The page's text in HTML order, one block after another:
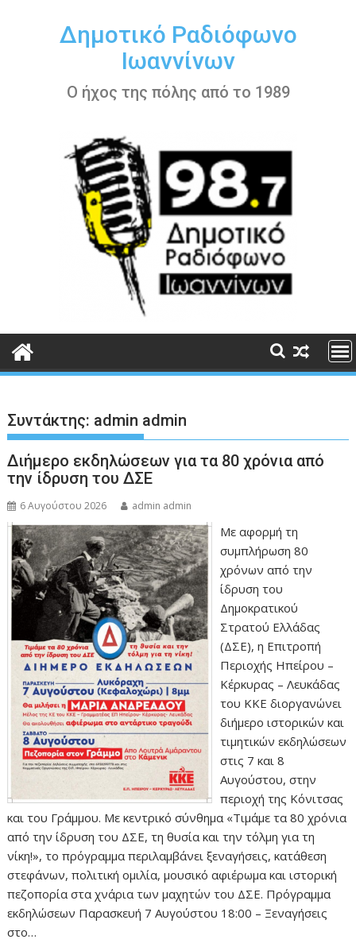
περιεχόμενοΔημοτικό Ραδιόφωνο
Ιωαννίνων
Ο ήχος της πόλης από το 1989
Συντάκτης: admin admin
Διήμερο εκδηλώσεων για τα 80 χρόνια από
την ίδρυση του ΔΣΕ
6 Αυγούστου 2026 admin admin
Με αφορμή τη
συμπλήρωση 80
χρόνων από την
ίδρυση του
Δημοκρατικού
Στρατού Ελλάδας
(ΔΣΕ), η Επιτροπή
Περιοχής Ηπείρου –
Κέρκυρας – Λευκάδας
του ΚΚΕ διοργανώνει
διήμερο ιστορικών και
τιμητικών εκδηλώσεων
στις 7 και 8
Αυγούστου, στην
περιοχή της Κόνιτσας
και του Γράμμου. Με κεντρικό σύνθημα «Τιμάμε τα 80 χρόνια
από την ίδρυση του ΔΣΕ, τη θυσία και την τόλμη για τη
νίκη!», το πρόγραμμα περιλαμβάνει ξεναγήσεις, κατάθεση
στεφάνων, πολιτική ομιλία, μουσικό αφιέρωμα και ιστορική
πεζοπορία στα χνάρια των μαχητών του ΔΣΕ. Πρόγραμμα
εκδηλώσεων Παρασκευή 7 Αυγούστου 18:00 – Ξεναγήσεις
στο…